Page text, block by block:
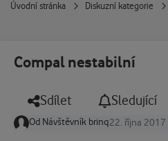
Úvodní stránka Diskuzní kategorie
Compal nestabilní
Sdílet Sledující
Od Návštěvník brinq22. října 2017